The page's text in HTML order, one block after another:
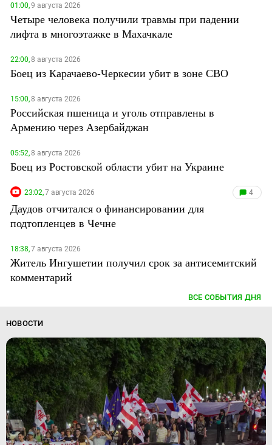
01:00,9 августа 2026
Четыре человека получили травмы при падении
лифта в многоэтажке в Махачкале
22:00,8 августа 2026
Боец из Карачаево-Черкесии убит в зоне СВО
15:00,8 августа 2026
Российская пшеница и уголь отправлены в
Армению через Азербайджан
05:52,8 августа 2026
Боец из Ростовской области убит на Украине
23:02,7 августа 2026 4
Даудов отчитался о финансировании для
подтопленцев в Чечне
18:38,7 августа 2026
Житель Ингушетии получил срок за антисемитский
комментарий
ВСЕ СОБЫТИЯ ДНЯ
НОВОСТИ